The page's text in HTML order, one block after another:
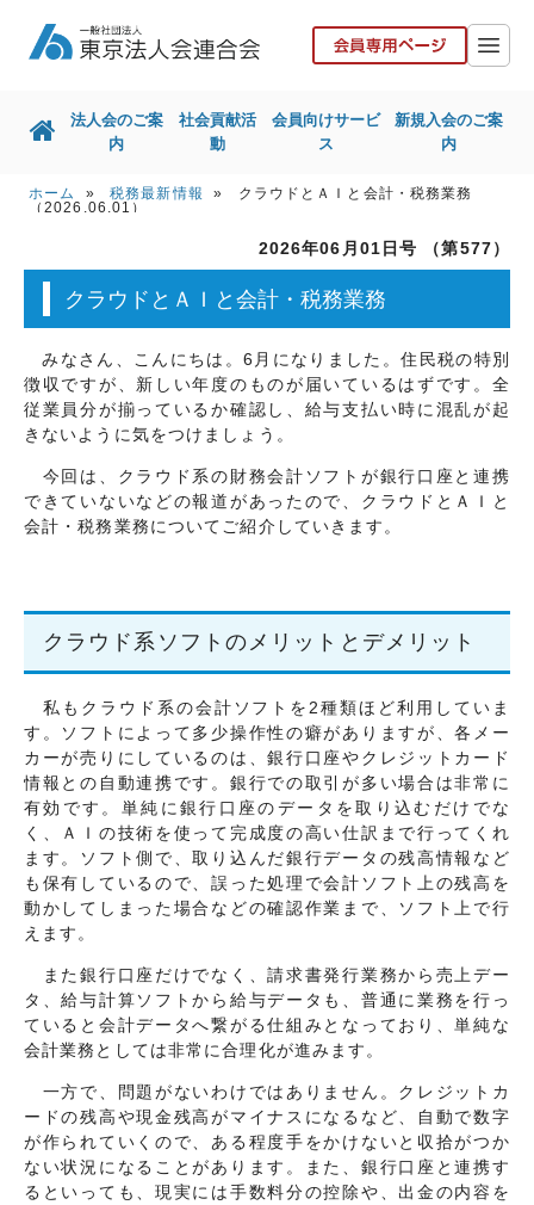
ホーム 法人会のご案内
会員向けサービス
新規入会のご案内 国税局との取組
東京都との取組 その他取組
リンク集 お問い合せ
協力会社の皆様へ
法人会のご案
内
社会貢献活
動
会員向けサービ
ス
新規入会のご案
内
ホーム »税務最新情報
» クラウドとＡＩと会計・税務業務
（2026.06.01）
2026年06月01日号 （第577）
クラウドとＡＩと会計・税務業務
みなさん、こんにちは。6月になりました。住民税の特別
徴収ですが、新しい年度のものが届いているはずです。全
従業員分が揃っているか確認し、給与支払い時に混乱が起
きないように気をつけましょう。
今回は、クラウド系の財務会計ソフトが銀行口座と連携
できていないなどの報道があったので、クラウドとＡＩと
会計・税務業務についてご紹介していきます。
クラウド系ソフトのメリットとデメリット
私もクラウド系の会計ソフトを2種類ほど利用していま
す。ソフトによって多少操作性の癖がありますが、各メー
カーが売りにしているのは、銀行口座やクレジットカード
情報との自動連携です。銀行での取引が多い場合は非常に
有効です。単純に銀行口座のデータを取り込むだけでな
く、ＡＩの技術を使って完成度の高い仕訳まで行ってくれ
ます。ソフト側で、取り込んだ銀行データの残高情報など
も保有しているので、誤った処理で会計ソフト上の残高を
動かしてしまった場合などの確認作業まで、ソフト上で行
えます。
また銀行口座だけでなく、請求書発行業務から売上デー
タ、給与計算ソフトから給与データも、普通に業務を行っ
ていると会計データへ繋がる仕組みとなっており、単純な
会計業務としては非常に合理化が進みます。
一方で、問題がないわけではありません。クレジットカ
ードの残高や現金残高がマイナスになるなど、自動で数字
が作られていくので、ある程度手をかけないと収拾がつか
ない状況になることがあります。また、銀行口座と連携す
るといっても、現実には手数料分の控除や、出金の内容を